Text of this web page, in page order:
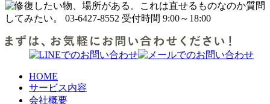
HOME
サービス内容
会社概要